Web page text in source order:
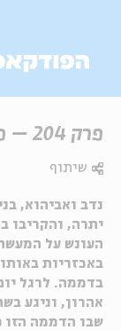
פרק 204 – פרשת שמיני: וידום אהרון
נדב ואביהוא,
יתרה, והקריבו
העונש על
באכזריות
בדממה. לרגל
אהרון, וניגע
שבו הדממה הזו
שיתוף